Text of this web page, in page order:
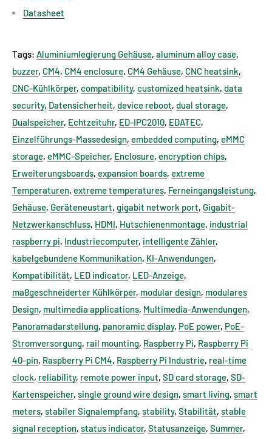
Datasheet
Tags: Aluminiumlegierung Gehäuse, aluminum alloy case,
buzzer, CM4, CM4 enclosure, CM4 Gehäuse, CNC heatsink,
CNC-Kühlkörper, compatibility, customized heatsink, data
security, Datensicherheit, device reboot, dual storage,
Dualspeicher, Echtzeituhr, ED-IPC2010, EDATEC,
Einzelführungs-Massedesign, embedded computing, eMMC
storage, eMMC-Speicher, Enclosure, encryption chips,
Erweiterungsboards, expansion boards, extreme
Temperaturen, extreme temperatures, Ferneingangsleistung,
Gehäuse, Geräteneustart, gigabit network port, Gigabit-
Netzwerkanschluss, HDMI, Hutschienenmontage, industrial
raspberry pi, Industriecomputer, intelligente Zähler,
kabelgebundene Kommunikation, KI-Anwendungen,
Kompatibilität, LED indicator, LED-Anzeige,
maßgeschneiderter Kühlkörper, modular design, modulares
Design, multimedia applications, Multimedia-Anwendungen,
Panoramadarstellung, panoramic display, PoE power, PoE-
Stromversorgung, rail mounting, Raspberry Pi, Raspberry Pi
40-pin, Raspberry Pi CM4, Raspberry Pi Industrie, real-time
clock, reliability, remote power input, SD card storage, SD-
Kartenspeicher, single ground wire design, smart living, smart
meters, stabiler Signalempfang, stability, Stabilität, stable
signal reception, status indicator, Statusanzeige, Summer,